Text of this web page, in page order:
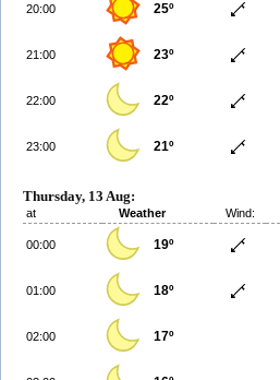
20:00 25º
21:00 23º
22:00 22º
23:00 21º
Thursday, 13 Aug:
at Weather Wind:
00:00 19º
01:00 18º
02:00 17º